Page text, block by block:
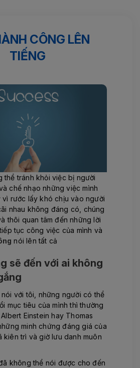
CÔNG LÊN
TIẾNG
thể tránh khỏi việc bị người
chế nhạo những việc mình
vì rước lấy khó chịu vào người
nhau không đáng có, chúng
thôi quan tâm đến những lời
tục công việc của mình và
nói lên tất cả
sẽ đến với ai không
với tôi, những người có thể
mục tiêu của mình thì thường
Einstein hay Thomas
minh chứng đáng giá của
kiên trì và giờ lưu danh muôn
không thể nói được cho đến